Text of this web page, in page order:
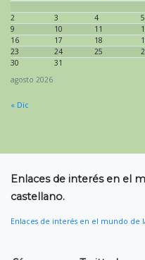
agosto 2026
2
3 4 5
9
10 11
16
17 18
23
24 25
30
31
« Dic
Enlaces de interés en el
castellano.
Enlaces de interés en el mundo de